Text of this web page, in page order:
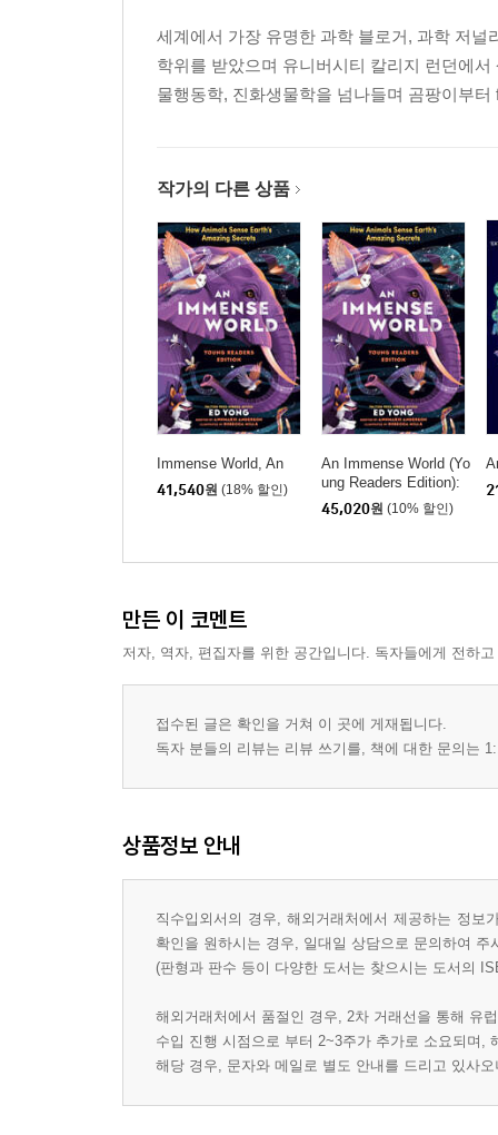
세계에서 가장 유명한 과학 블로거, 과학 저
학위를 받았으며 유니버시티 칼리지 런던에
물행동학, 진화생물학을 넘나들며 곰팡이부
작가의 다른 상품
Immense World, An
41,540원 (18% 할인)
An Immense World (Yo
ung Readers Edition):
How Animals Sense E
arth's Amazing Secrets
45,020원 (10% 할인)
만든 이 코멘트
저자, 역자, 편집자를 위한 공간입니다. 독자들에게 전하
접수된 글은 확인을 거쳐 이 곳에 게재됩니다.
독자 분들의 리뷰는 리뷰 쓰기를, 책에 대한 문의는
상품정보 안내
직수입외서의 경우, 해외거래처에서 제공하는 정
확인을 원하시는 경우, 일대일 상담으로 문의하여 주
(판형과 판수 등이 다양한 도서는 찾으시는 도서의
해외거래처에서 품절인 경우, 2차 거래선을 통해 유
수입 진행 시점으로 부터 2~3주가 추가로 소요되며,
해당 경우, 문자와 메일로 별도 안내를 드리고 있사